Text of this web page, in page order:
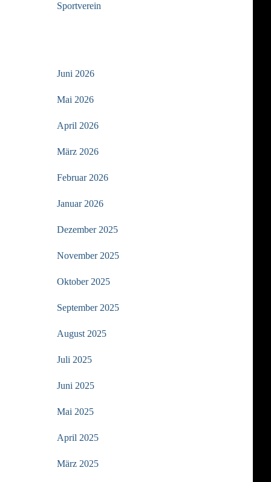
Sportverein
Juni 2026
Mai 2026
April 2026
März 2026
Februar 2026
Januar 2026
Dezember 2025
November 2025
Oktober 2025
September 2025
August 2025
Juli 2025
Juni 2025
Mai 2025
April 2025
März 2025